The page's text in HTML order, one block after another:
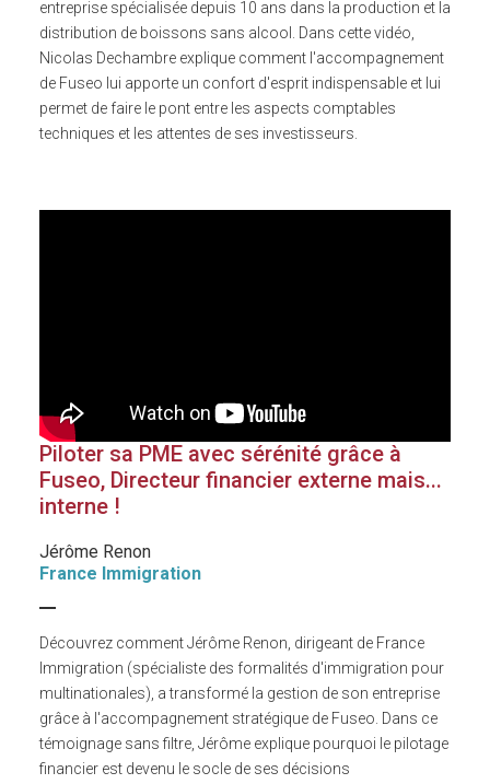
entreprise spécialisée depuis 10 ans dans la production et la
distribution de boissons sans alcool. Dans cette vidéo,
Nicolas Dechambre explique comment l'accompagnement
de Fuseo lui apporte un confort d'esprit indispensable et lui
permet de faire le pont entre les aspects comptables
techniques et les attentes de ses investisseurs.
Piloter sa PME avec sérénité grâce à
Fuseo, Directeur financier externe mais...
interne !
Jérôme Renon
France Immigration
Découvrez comment Jérôme Renon, dirigeant de France
Immigration (spécialiste des formalités d'immigration pour
multinationales), a transformé la gestion de son entreprise
grâce à l'accompagnement stratégique de Fuseo. Dans ce
témoignage sans filtre, Jérôme explique pourquoi le pilotage
financier est devenu le socle de ses décisions